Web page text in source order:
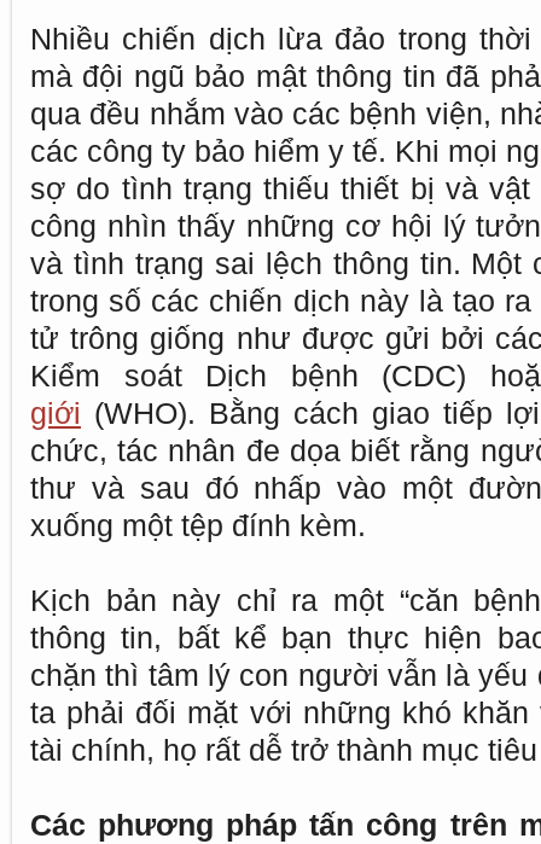
Nhiều chiến dịch lừa đảo trong
mà đội ngũ bảo mật thông tin đã
qua đều nhắm vào các bệnh viện,
các công ty bảo hiểm y tế. Khi mọi
sợ do tình trạng thiếu thiết bị và
công nhìn thấy những cơ hội lý
và tình trạng sai lệch thông tin. Một
trong số các chiến dịch này là tạo
tử trông giống như được gửi bởi
Kiểm soát Dịch bệnh (CDC)
giới (WHO). Bằng cách giao tiếp
chức, tác nhân đe dọa biết rằng
thư và sau đó nhấp vào một
xuống một tệp đính kèm.
Kịch bản này chỉ ra một “căn
thông tin, bất kể bạn thực hiện
chặn thì tâm lý con người vẫn là
ta phải đối mặt với những khó
tài chính, họ rất dễ trở thành mục
Các phương pháp tấn công trên